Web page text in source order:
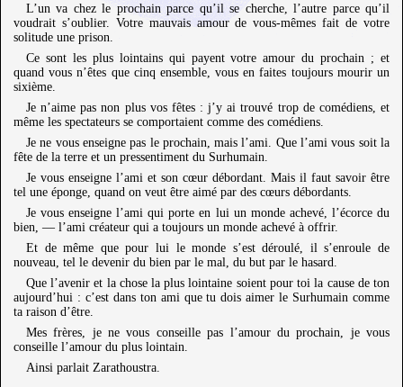
L’un va chez le prochain parce qu’il se cherche, l’autre parce qu’il
voudrait s’oublier. Votre mauvais amour de vous-mêmes fait de votre
solitude une prison.
Ce sont les plus lointains qui payent votre amour du prochain ; et
quand vous n’êtes que cinq ensemble, vous en faites toujours mourir un
sixième.
Je n’aime pas non plus vos fêtes : j’y ai trouvé trop de comédiens, et
même les spectateurs se comportaient comme des comédiens.
Je ne vous enseigne pas le prochain, mais l’ami. Que l’ami vous soit la
fête de la terre et un pressentiment du Surhumain.
Je vous enseigne l’ami et son cœur débordant. Mais il faut savoir être
tel une éponge, quand on veut être aimé par des cœurs débordants.
Je vous enseigne l’ami qui porte en lui un monde achevé, l’écorce du
bien, — l’ami créateur qui a toujours un monde achevé à offrir.
Et de même que pour lui le monde s’est déroulé, il s’enroule de
nouveau, tel le devenir du bien par le mal, du but par le hasard.
Que l’avenir et la chose la plus lointaine soient pour toi la cause de ton
aujourd’hui : c’est dans ton ami que tu dois aimer le Surhumain comme
ta raison d’être.
Mes frères, je ne vous conseille pas l’amour du prochain, je vous
conseille l’amour du plus lointain.
Ainsi parlait Zarathoustra.